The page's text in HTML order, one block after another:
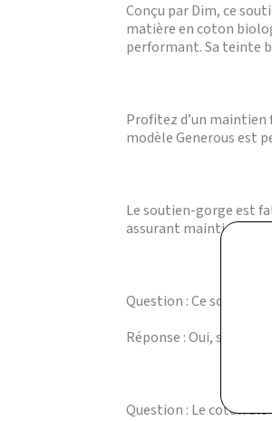
Conçu par Dim, ce
matière en coton
performant. Sa teinte
Profitez d’un maintien
modèle Generous est
Le soutien-gorge est
assurant maintien et
Question : Ce soutien-
Réponse : Oui, sa
Question : Le coton